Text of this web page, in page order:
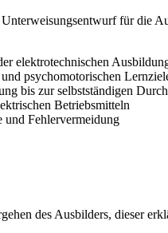
für die
elektrotechnischen
psychomotorischen
bis zur selbstständigen
Betriebsmitteln
und Fehlervermeidung
des Ausbilders, dieser